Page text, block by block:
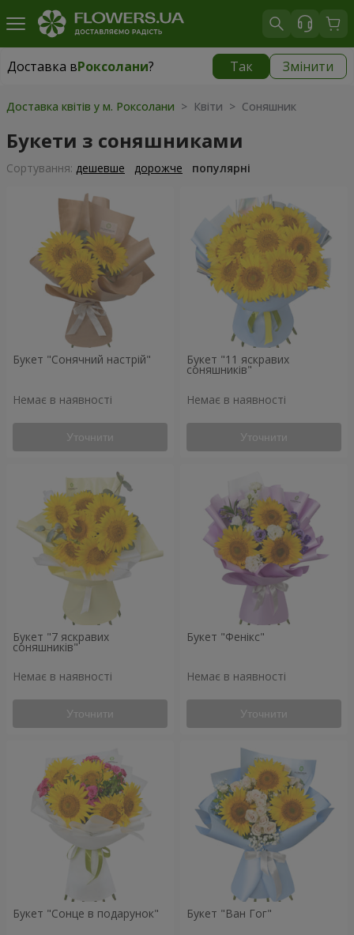
Доставка вРоксолани? Так Змінити
Доставка вРоксолани|
Доставка квітів у м. Роксолани > Квіти > Соняшник
Букети з соняшниками
Сортування: дешевше дорожче популярні
Букет "Сонячний настрій"
Немає в наявності
Уточнити
Букет "11 яскравих
соняшників"
Немає в наявності
Уточнити
Букет "7 яскравих
соняшників"
Немає в наявності
Уточнити
Букет "Фенікс"
Немає в наявності
Уточнити
Букет "Сонце в подарунок" Букет "Ван Гог"